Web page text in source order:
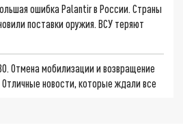
ошибка Palantir в России. Страны
поставки оружия. ВСУ теряют
Отмена мобилизации и возвращение
новости, которые ждали все